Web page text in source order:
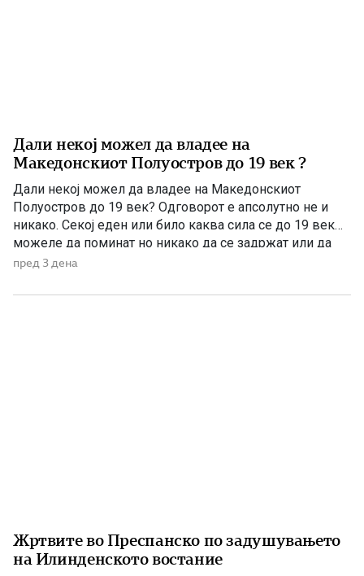
Дали некој можел да владее на
Македонскиот Полуостров до 19 век ?
Дали некој можел да владее на Македонскиот
Полуостров до 19 век? Одговорот е апсолутно не и
никако. Секој еден или било каква сила се до 19 век
можеле да поминат но никако да се задржат или да
управуваат поради неколку причини – планинската
климата и непознавање на населени места се […]
пред 3 дена
Жртвите во Преспанско по задушувањето
на Илинденското востание